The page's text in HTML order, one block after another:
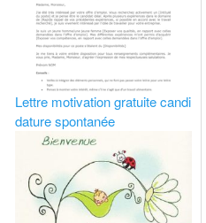
Lettre motivation gratuite candi
dature spontanée